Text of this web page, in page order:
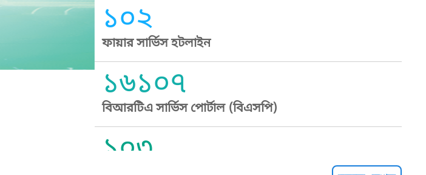
১০২
ফায়ার সার্ভিস হটলাইন
১৬১০৭
বিআরটিএ সার্ভিস পোর্টাল (বিএসপি)
১০৩